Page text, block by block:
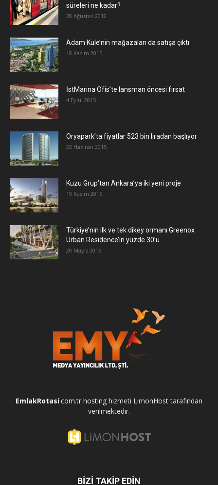
süreleri ne kadar?
28 Ağustos 2012
Adam Kule’nin mağazaları da satışa çıktı
18 Kasım 2015
İstMarina Ofis’te lansman öncesi fırsat
4 Eylül 2015
Oryapark’ta fiyatlar 523 bin liradan başlıyor
22 Haziran 2015
​Kuzu Grup’tan Ankara’ya iki yeni proje
19 Kasım 2015
Türkiye’nin ilk ve tek dikey ormanı Greenox
Urban Residence’ın yüzde 30’u...
20 Mayıs 2016
EmlakRotasi.com.tr hosting hizmeti LimonHost tarafından
verilmektedir.
BİZİ TAKİP EDİN